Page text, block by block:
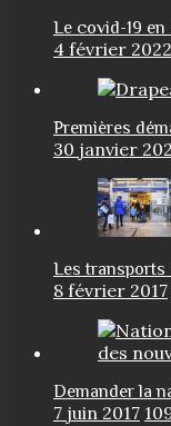
Le covid-19
4 février 2022
Premières
30 janvier
Les transports
8 février 2017
Demander la
7 juin 2017